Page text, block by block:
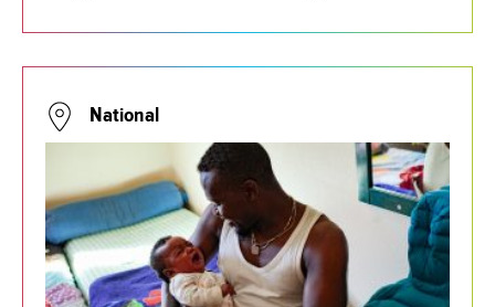
National